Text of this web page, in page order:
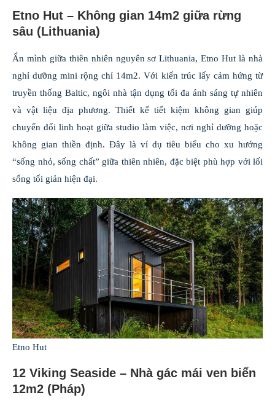
Etno Hut – Không gian 14m2 giữa rừng
sâu (Lithuania)
Ẩn mình giữa thiên nhiên nguyên sơ Lithuania, Etno Hut là nhà
nghỉ dưỡng mini rộng chỉ 14m2. Với kiến trúc lấy cảm hứng từ
truyền thống Baltic, ngôi nhà tận dụng tối đa ánh sáng tự nhiên
và vật liệu địa phương. Thiết kế tiết kiệm không gian giúp
chuyển đổi linh hoạt giữa studio làm việc, nơi nghỉ dưỡng hoặc
không gian thiền định. Đây là ví dụ tiêu biểu cho xu hướng
“sống nhỏ, sống chất” giữa thiên nhiên, đặc biệt phù hợp với lối
sống tối giản hiện đại.
Etno Hut
12 Viking Seaside – Nhà gác mái ven biển
12m2 (Pháp)